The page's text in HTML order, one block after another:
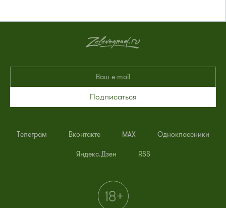
Подписаться
Телеграм Вконтакте MAX Одноклассники
Яндекс.Дзен RSS